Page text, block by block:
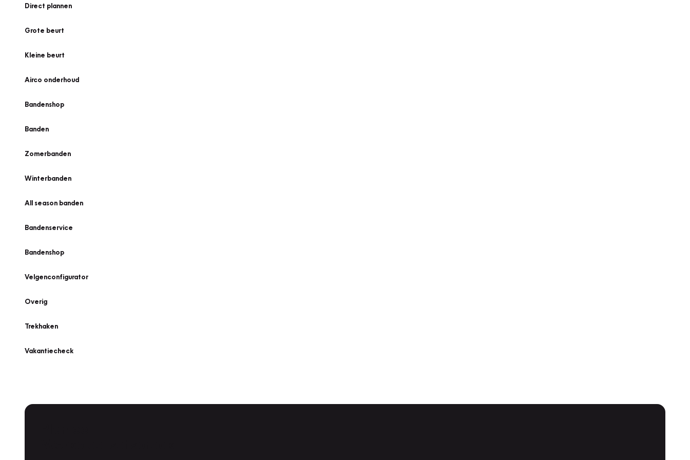
Direct plannen
Grote beurt
Kleine beurt
Airco onderhoud
Bandenshop
Banden
Zomerbanden
Winterbanden
All season banden
Bandenservice
Bandenshop
Velgenconfigurator
Overig
Trekhaken
Vakantiecheck